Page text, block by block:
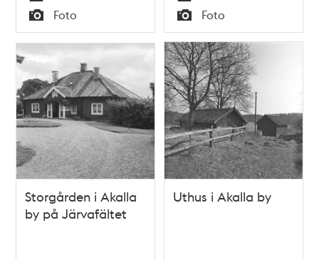
Tid
Typ
Foto Tid
Typ
Foto
Storgården i Akalla
by på Järvafältet
Uthus i Akalla by